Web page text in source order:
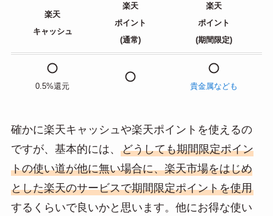
楽天
キャッシュ
楽天
ポイント
(通常)
楽天
ポイント
(期間限定)
0.5%還元 貴金属なども
確かに楽天キャッシュや楽天ポイントを使えるの
ですが、基本的には、 どうしても期間限定ポイン
トの使い道が他に無い場合に、楽天市場をはじめ
とした楽天のサービスで期間限定ポイントを使用
するくらいで良いかと思います。他にお得な使い